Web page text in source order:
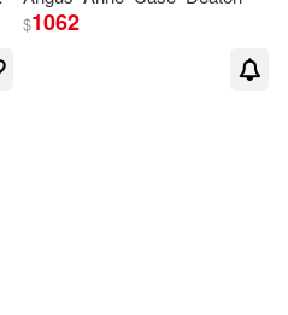
$1062